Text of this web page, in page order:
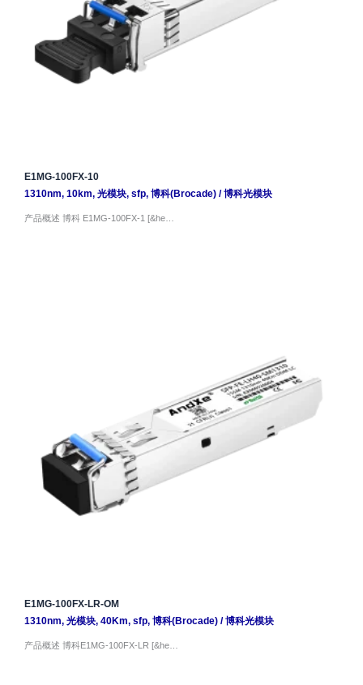
E1MG-100FX-10
1310nm, 10km, 光模块, sfp, 博科(Brocade)/博科光模块
产品概述 博科 E1MG-100FX-1 [&he…
E1MG-100FX-LR-OM
1310nm, 光模块, 40Km, sfp, 博科(Brocade)/博科光模块
产品概述 博科E1MG-100FX-LR [&he…